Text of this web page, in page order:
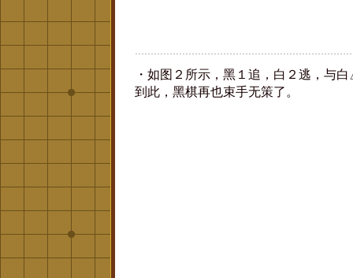
・如图２所示，黑１追，白２逃，与
到此，黑棋再也束手无策了。